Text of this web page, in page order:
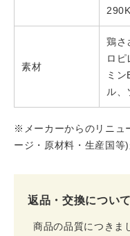
素材
鶏さ
ロピ
ミ
ル、
※メーカーからのリニュ
ージ・原材料・生産国等
返品・交換について
商品の品質につきま